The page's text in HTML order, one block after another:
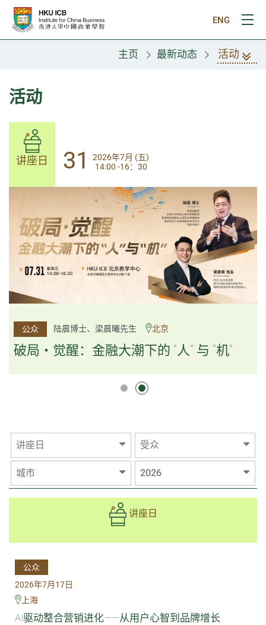
跳往主要内容
ENG
打
主页 最新动态 活动
活动
讲座日 31
2026年7月 (五)
14:00-17:30
公众 杨文斌先生、邱良弼先生 广州
逻辑×算法：重塑资产配置内核
逻辑×算法：重塑资产配置内核
讲座日 31
2026年7月 (五)
14:00 -16：30
公众 陆晨博士、梁晨曦先生 北京
破局・觉醒：金融大潮下的 "人" 与 "机"
讲座日 受众
城市 2026
讲座日
公众
2026年7月17日
上海
AI驱动整合营销进化——从用户心智到品牌增长